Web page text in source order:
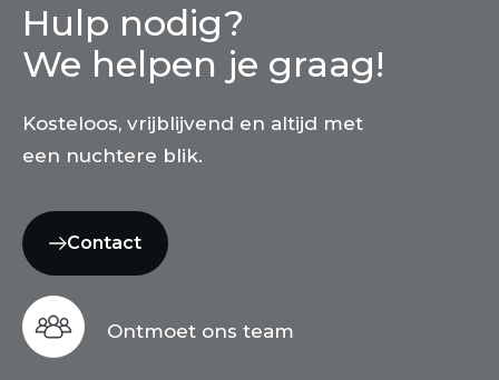
Hulp nodig?
We helpen je graag!
Kosteloos, vrijblijvend en altijd met
een nuchtere blik.
Contact
Ontmoet ons team